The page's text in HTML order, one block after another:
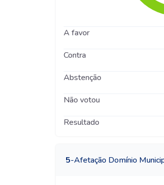
A favor
Contra
Abstenção
Não votou
Resultado
5-Afetação Domínio